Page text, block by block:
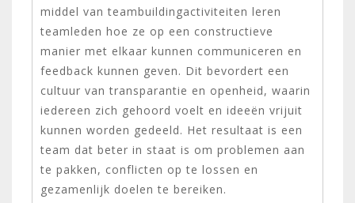
middel van teambuildingactiviteiten leren
teamleden hoe ze op een constructieve
manier met elkaar kunnen communiceren en
feedback kunnen geven. Dit bevordert een
cultuur van transparantie en openheid, waarin
iedereen zich gehoord voelt en ideeën vrijuit
kunnen worden gedeeld. Het resultaat is een
team dat beter in staat is om problemen aan
te pakken, conflicten op te lossen en
gezamenlijk doelen te bereiken.